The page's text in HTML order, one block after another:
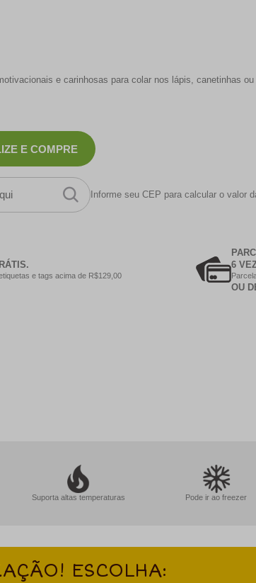
e carinhosas para colar nos lápis, canetinhas
E COMPRE
Informe seu CEP para calcular o valor
e tags acima de R$129,00
6
OU
Suporta altas temperaturas Pode ir ao freezer
ESCOLHA: